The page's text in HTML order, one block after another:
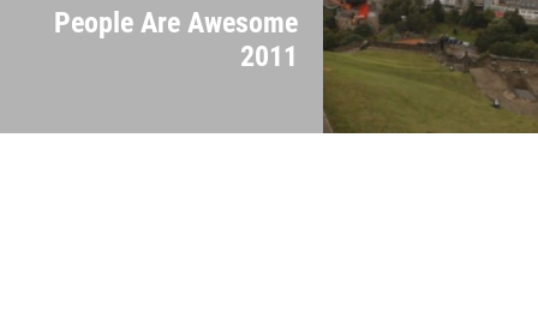
People Are Awesome
2011